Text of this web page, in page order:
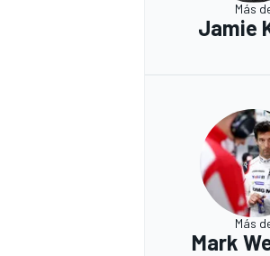
Más
Jamie
Más
Mark